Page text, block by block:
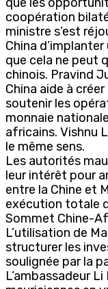
coopération
ministre s’est
China
que cela ne peut
chinois. Pravind
China aide à
soutenir les
monnaie
africains. Vishnu
le même sens.
Les autorités
leur intérêt pour
entre la Chine et
exécution totale
Sommet Chine-
L’utilisation de
structurer les
soulignée par la
L’ambassadeur